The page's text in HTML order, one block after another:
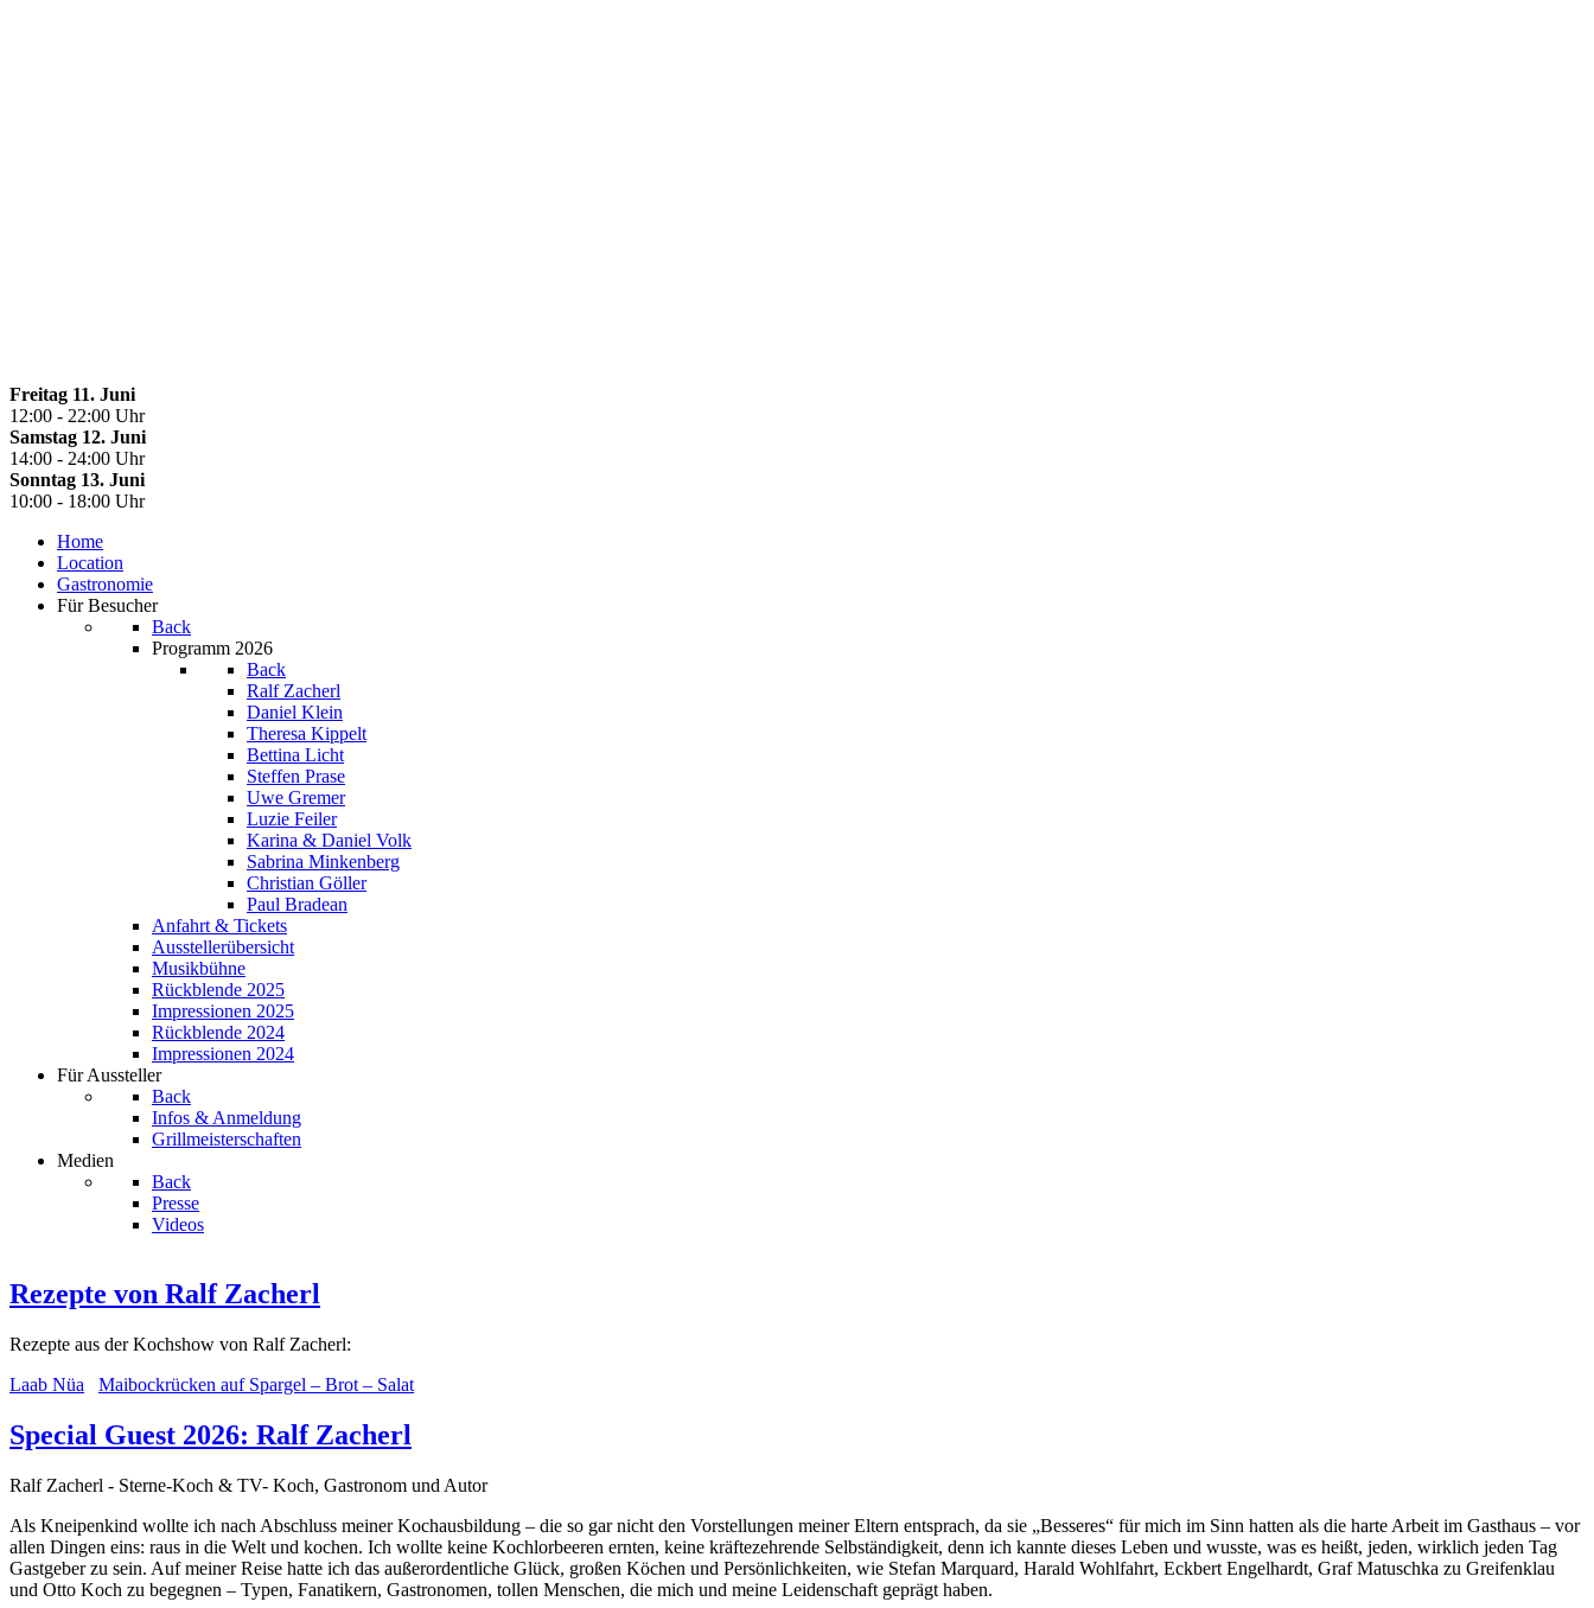
Freitag 11. Juni
12:00 - 22:00 Uhr
Samstag 12. Juni
14:00 - 24:00 Uhr
Sonntag 13. Juni
10:00 - 18:00 Uhr
Home
Location
Gastronomie
Für Besucher
Back
Programm 2026
Back
Ralf Zacherl
Daniel Klein
Theresa Kippelt
Bettina Licht
Steffen Prase
Uwe Gremer
Luzie Feiler
Karina & Daniel Volk
Sabrina Minkenberg
Christian Göller
Paul Bradean
Anfahrt & Tickets
Ausstellerübersicht
Musikbühne
Rückblende 2025
Impressionen 2025
Rückblende 2024
Impressionen 2024
Für Aussteller
Back
Infos & Anmeldung
Grillmeisterschaften
Medien
Back
Presse
Videos
Rezepte von Ralf Zacherl
Rezepte aus der Kochshow von Ralf Zacherl:
Laab Nüa
Maibockrücken auf Spargel – Brot – Salat
Special Guest 2026: Ralf Zacherl
Ralf Zacherl - Sterne-Koch & TV- Koch, Gastronom und Autor
Als Kneipenkind wollte ich nach Abschluss meiner Kochausbildung – die so gar nicht den Vorstellungen meiner Eltern entsprach, da sie „Besseres“ für mich im Sinn hatten als die harte Arbeit im Gasthaus – vor
allen Dingen eins: raus in die Welt und kochen. Ich wollte keine Kochlorbeeren ernten, keine kräftezehrende Selbständigkeit, denn ich kannte dieses Leben und wusste, was es heißt, jeden, wirklich jeden Tag
Gastgeber zu sein. Auf meiner Reise hatte ich das außerordentliche Glück, großen Köchen und Persönlichkeiten, wie Stefan Marquard, Harald Wohlfahrt, Eckbert Engelhardt, Graf Matuschka zu Greifenklau
und Otto Koch zu begegnen – Typen, Fanatikern, Gastronomen, tollen Menschen, die mich und meine Leidenschaft geprägt haben.